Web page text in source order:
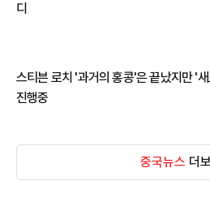
디
스티븐 로치 '과거의 홍콩'은 끝났지만 '
진행중
중국뉴스 더